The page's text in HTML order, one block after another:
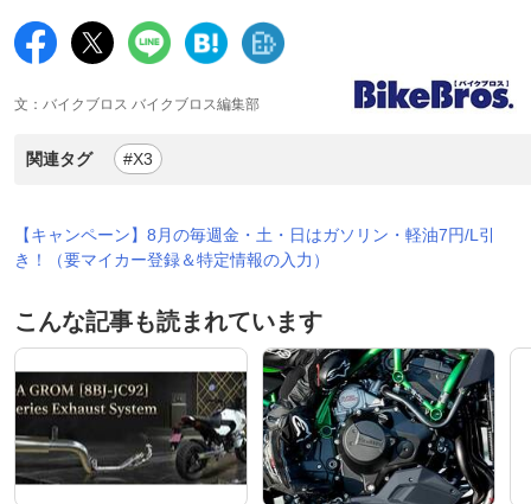
文：バイクブロス バイクブロス編集部
関連タグ #X3
【キャンペーン】8月の毎週金・土・日はガソリン・軽油7円/L引
き！（要マイカー登録＆特定情報の入力）
こんな記事も読まれています